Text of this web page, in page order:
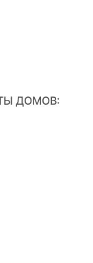
ДОМОВ: